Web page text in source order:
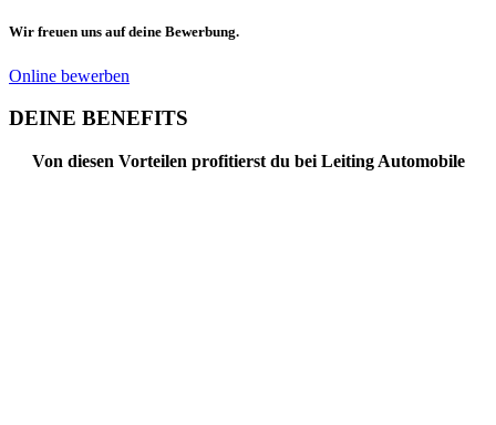
Wir freuen uns auf deine Bewerbung.
Online bewerben
DEINE BENEFITS
Von diesen Vorteilen profitierst du bei Leiting Automobile